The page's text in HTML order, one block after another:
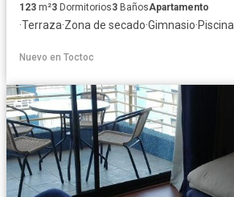
123 m²3 Dormitorios3 BañosApartamento
·Terraza·Zona de secado·Gimnasio·Piscina
Nuevo en Toctoc